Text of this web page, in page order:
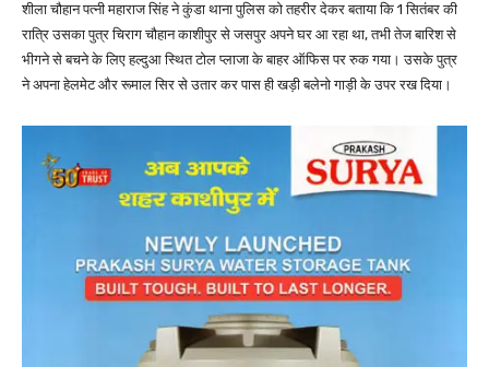
शीला चौहान पत्नी महाराज सिंह ने कुंडा थाना पुलिस को तहरीर देकर बताया कि 1 सितंबर की
रात्रि उसका पुत्र चिराग चौहान काशीपुर से जसपुर अपने घर आ रहा था, तभी तेज बारिश से
भीगने से बचने के लिए हल्दुआ स्थित टोल प्लाजा के बाहर ऑफिस पर रुक गया। उसके पुत्र
ने अपना हेलमेट और रूमाल सिर से उतार कर पास ही खड़ी बलेनो गाड़ी के उपर रख दिया।